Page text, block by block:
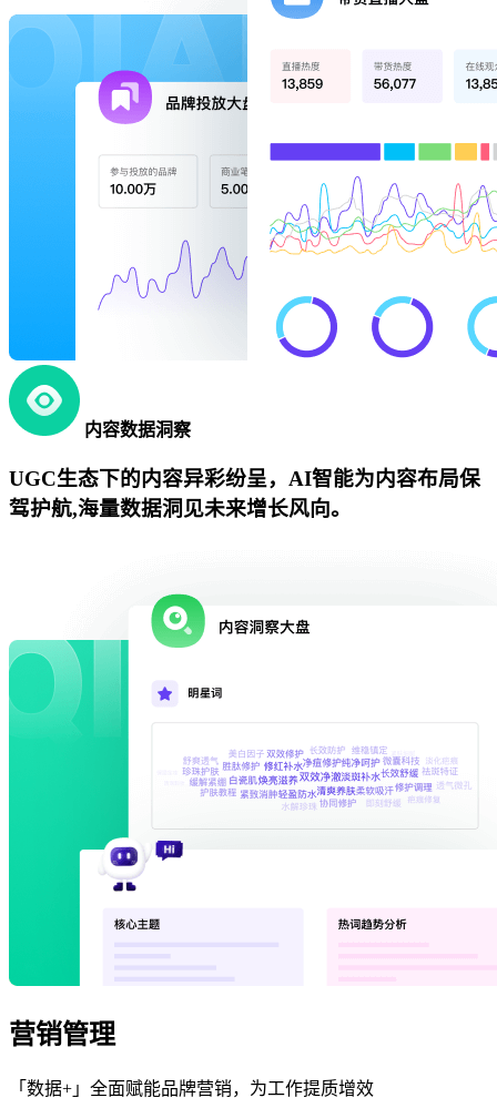
内容数据洞察
UGC生态下的内容异彩纷呈，AI智能为内容布局保
驾护航,海量数据洞见未来增长风向。
营销管理
「数据+」全面赋能品牌营销，为工作提质增效